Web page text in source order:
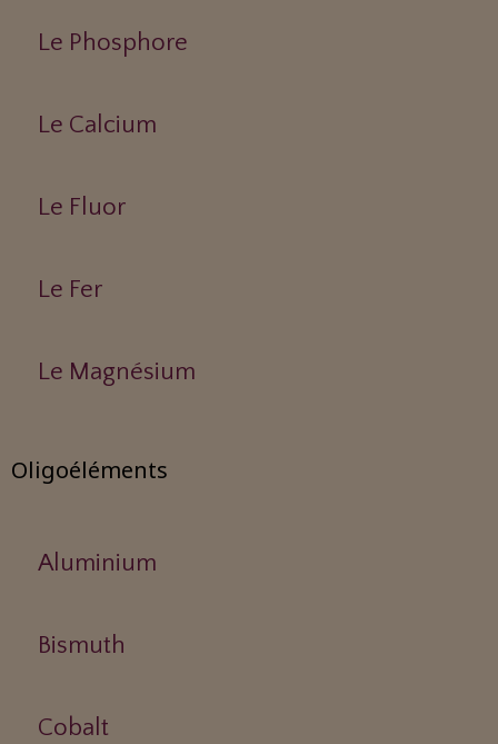
Le Phosphore
Le Calcium
Le Fluor
Le Fer
Le Magnésium
Oligoéléments
Aluminium
Bismuth
Cobalt